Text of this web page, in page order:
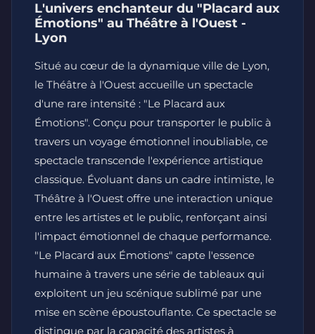
L'univers enchanteur du "Placard aux
Émotions" au Théâtre à l'Ouest -
Lyon
Situé au cœur de la dynamique ville de Lyon,
le Théâtre à l'Ouest accueille un spectacle
d'une rare intensité : "Le Placard aux
Émotions". Conçu pour transporter le public à
travers un voyage émotionnel inoubliable, ce
spectacle transcende l'expérience artistique
classique. Évoluant dans un cadre intimiste, le
Théâtre à l'Ouest offre une interaction unique
entre les artistes et le public, renforçant ainsi
l'impact émotionnel de chaque performance.
"Le Placard aux Émotions" capte l'essence
humaine à travers une série de tableaux qui
exploitent un jeu scénique sublimé par une
mise en scène époustouflante. Ce spectacle se
distingue par la capacité des artistes à